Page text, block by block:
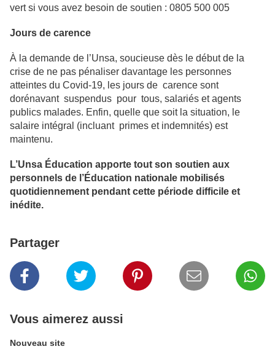
vert si vous avez besoin de soutien : 0805 500 005
Jours de carence
À la demande de l’Unsa, soucieuse dès le début de la
crise de ne pas pénaliser davantage les personnes
atteintes du Covid-19, les jours de carence sont
dorénavant suspendus pour tous, salariés et agents
publics malades. Enfin, quelle que soit la situation, le
salaire intégral (incluant primes et indemnités) est
maintenu.
L’Unsa Éducation apporte tout son soutien aux
personnels de l’Éducation nationale mobilisés
quotidiennement pendant cette période difficile et
inédite.
Partager
Vous aimerez aussi
Nouveau site